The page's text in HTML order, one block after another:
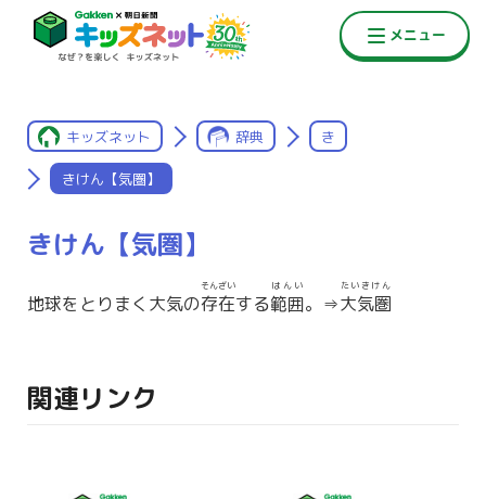
キッズネット 辞典 き
きけん【気圏】
きけん【気圏】
地球をとりまく大気の存在
そんざい
する範囲
はんい
。⇒大気圏
たいきけん
関連リンク